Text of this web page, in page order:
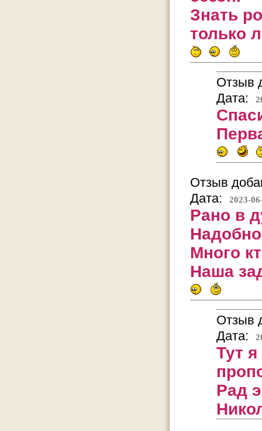
Знать
только
Отзыв
Дата:
Отзыв
Дата:
2023-
Рано в
Много
Наша
Отзыв
Дата:
Тут
Рад